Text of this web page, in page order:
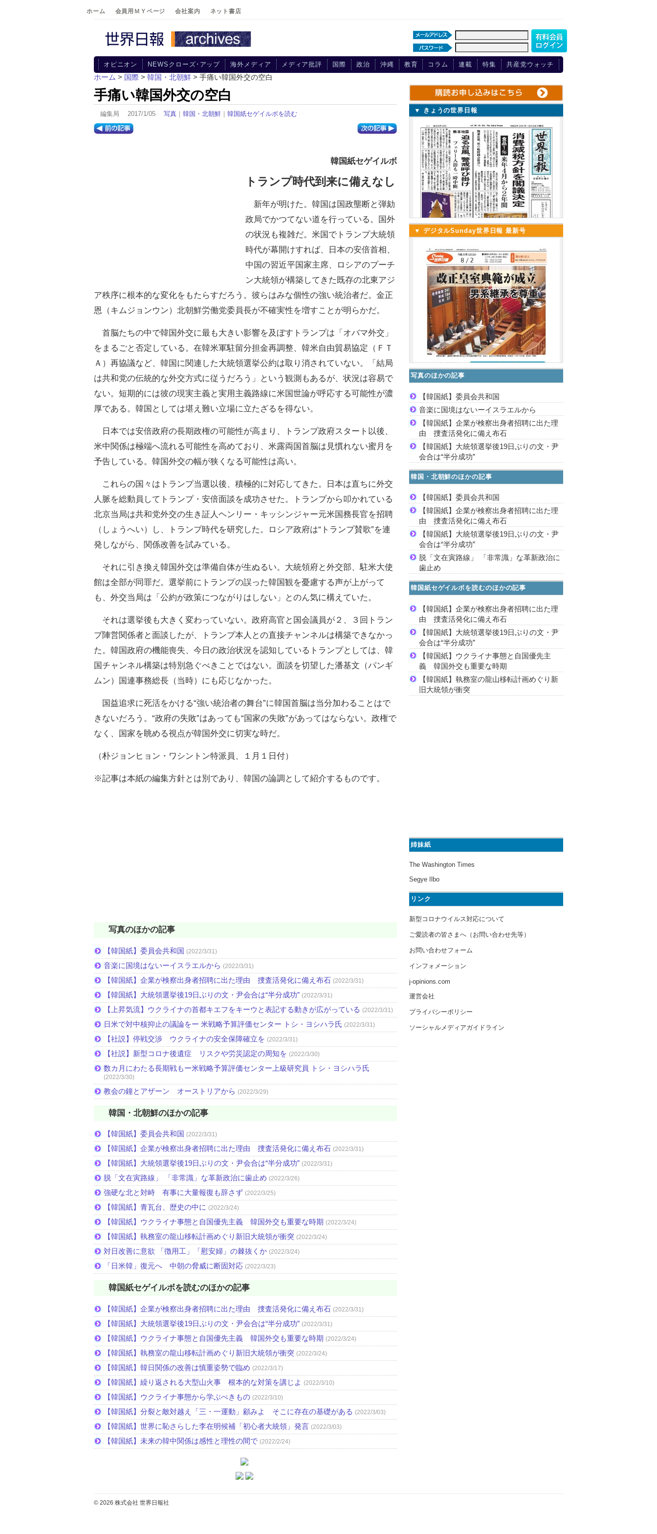
ホーム 会員用ＭＹページ 会社案内 ネット書店
オピニオン NEWSクローズ･アップ 海外メディア メディア批評 国際 政治 沖縄 教育 コラム 連載 特集 共産党ウォッチ
ホーム > 国際 > 韓国・北朝鮮 > 手痛い韓国外交の空白
手痛い韓国外交の空白
編集局 2017/1/05 写真 ｜ 韓国・北朝鮮 ｜ 韓国紙セゲイルボを読む
韓国紙セゲイルボ
トランプ時代到来に備えなし
新年が明けた。韓国は国政壟断と弾劾
政局でかつてない道を行っている。国外
の状況も複雑だ。米国でトランプ大統領
時代が幕開けすれば、日本の安倍首相、
中国の習近平国家主席、ロシアのプーチ
ン大統領が構築してきた既存の北東アジ
ア秩序に根本的な変化をもたらすだろう。彼らはみな個性の強い統治者だ。金正
恩（キムジョンウン）北朝鮮労働党委員長が不確実性を増すことが明らかだ。
首脳たちの中で韓国外交に最も大きい影響を及ぼすトランプは「オバマ外交」
をまるごと否定している。在韓米軍駐留分担金再調整、韓米自由貿易協定（ＦＴ
Ａ）再協議など、韓国に関連した大統領選挙公約は取り消されていない。「結局
は共和党の伝統的な外交方式に従うだろう」という観測もあるが、状況は容易で
ない。短期的には彼の現実主義と実用主義路線に米国世論が呼応する可能性が濃
厚である。韓国としては堪え難い立場に立たざるを得ない。
日本では安倍政府の長期政権の可能性が高まり、トランプ政府スタート以後、
米中関係は極端へ流れる可能性を高めており、米露両国首脳は見慣れない蜜月を
予告している。韓国外交の幅が狭くなる可能性は高い。
これらの国々はトランプ当選以後、積極的に対応してきた。日本は直ちに外交
人脈を総動員してトランプ・安倍面談を成功させた。トランプから叩かれている
北京当局は共和党外交の生き証人ヘンリー・キッシンジャー元米国務長官を招聘
（しょうへい）し、トランプ時代を研究した。ロシア政府は“トランプ賛歌”を連
発しながら、関係改善を試みている。
それに引き換え韓国外交は準備自体が生ぬるい。大統領府と外交部、駐米大使
館は全部が同罪だ。選挙前にトランプの誤った韓国観を憂慮する声が上がって
も、外交当局は「公約が政策につながりはしない」とのん気に構えていた。
それは選挙後も大きく変わっていない。政府高官と国会議員が２、３回トラン
プ陣営関係者と面談したが、トランプ本人との直接チャンネルは構築できなかっ
た。韓国政府の機能喪失、今日の政治状況を認知しているトランプとしては、韓
国チャンネル構築は特別急ぐべきことではない。面談を切望した潘基文（パンギ
ムン）国連事務総長（当時）にも応じなかった。
国益追求に死活をかける“強い統治者の舞台”に韓国首脳は当分加わることはで
きないだろう。“政府の失敗”はあっても“国家の失敗”があってはならない。政権で
なく、国家を眺める視点が韓国外交に切実な時だ。
（朴ジョンヒョン・ワシントン特派員、１月１日付）
※記事は本紙の編集方針とは別であり、韓国の論調として紹介するものです。
写真のほかの記事
【韓国紙】委員会共和国 (2022/3/31)
音楽に国境はないーイスラエルから (2022/3/31)
【韓国紙】企業が検察出身者招聘に出た理由 捜査活発化に備え布石 (2022/3/31)
【韓国紙】大統領選挙後19日ぶりの文・尹会合は“半分成功” (2022/3/31)
【上昇気流】ウクライナの首都キエフをキーウと表記する動きが広がっている (2022/3/31)
日米で対中核抑止の議論をー 米戦略予算評価センター トシ・ヨシハラ氏 (2022/3/31)
【社説】停戦交渉 ウクライナの安全保障確立を (2022/3/31)
【社説】新型コロナ後遺症 リスクや労災認定の周知を (2022/3/30)
数カ月にわたる長期戦もー米戦略予算評価センター上級研究員 トシ・ヨシハラ氏
(2022/3/30)
教会の鐘とアザーン オーストリアから (2022/3/29)
韓国・北朝鮮のほかの記事
【韓国紙】委員会共和国 (2022/3/31)
【韓国紙】企業が検察出身者招聘に出た理由 捜査活発化に備え布石 (2022/3/31)
【韓国紙】大統領選挙後19日ぶりの文・尹会合は“半分成功” (2022/3/31)
脱「文在寅路線」 「非常識」な革新政治に歯止め (2022/3/26)
強硬な北と対峙 有事に大量報復も辞さず (2022/3/25)
【韓国紙】青瓦台、歴史の中に (2022/3/24)
【韓国紙】ウクライナ事態と自国優先主義 韓国外交も重要な時期 (2022/3/24)
【韓国紙】執務室の龍山移転計画めぐり新旧大統領が衝突 (2022/3/24)
対日改善に意欲 「徴用工」「慰安婦」の棘抜くか (2022/3/24)
「日米韓」復元へ 中朝の脅威に断固対応 (2022/3/23)
韓国紙セゲイルボを読むのほかの記事
【韓国紙】企業が検察出身者招聘に出た理由 捜査活発化に備え布石 (2022/3/31)
【韓国紙】大統領選挙後19日ぶりの文・尹会合は“半分成功” (2022/3/31)
【韓国紙】ウクライナ事態と自国優先主義 韓国外交も重要な時期 (2022/3/24)
【韓国紙】執務室の龍山移転計画めぐり新旧大統領が衝突 (2022/3/24)
【韓国紙】韓日関係の改善は慎重姿勢で臨め (2022/3/17)
【韓国紙】繰り返される大型山火事 根本的な対策を講じよ (2022/3/10)
【韓国紙】ウクライナ事態から学ぶべきもの (2022/3/10)
【韓国紙】分裂と敵対越え「三・一運動」顧みよ そこに存在の基礎がある (2022/3/03)
【韓国紙】世界に恥さらした李在明候補「初心者大統領」発言 (2022/3/03)
【韓国紙】未来の韓中関係は感性と理性の間で (2022/2/24)
▼ きょうの世界日報
▼ デジタルSunday世界日報 最新号
写真のほかの記事
【韓国紙】委員会共和国
音楽に国境はないーイスラエルから
【韓国紙】企業が検察出身者招聘に出た理
由 捜査活発化に備え布石
【韓国紙】大統領選挙後19日ぶりの文・尹
会合は“半分成功”
韓国・北朝鮮のほかの記事
【韓国紙】委員会共和国
【韓国紙】企業が検察出身者招聘に出た理
由 捜査活発化に備え布石
【韓国紙】大統領選挙後19日ぶりの文・尹
会合は“半分成功”
脱「文在寅路線」 「非常識」な革新政治に
歯止め
韓国紙セゲイルボを読むのほかの記事
【韓国紙】企業が検察出身者招聘に出た理
由 捜査活発化に備え布石
【韓国紙】大統領選挙後19日ぶりの文・尹
会合は“半分成功”
【韓国紙】ウクライナ事態と自国優先主
義 韓国外交も重要な時期
【韓国紙】執務室の龍山移転計画めぐり新
旧大統領が衝突
姉妹紙
The Washington Times
Segye Ilbo
リンク
新型コロナウイルス対応について
ご愛読者の皆さまへ（お問い合わせ先等）
お問い合わせフォーム
インフォメーション
j-opinions.com
運営会社
プライバシーポリシー
ソーシャルメディアガイドライン
© 2026 株式会社 世界日報社